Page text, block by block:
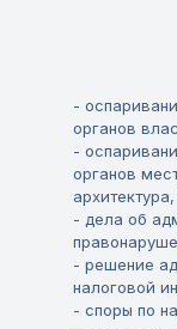
-
органов
-
органов
- дела об
- решение
налоговой
- споры по